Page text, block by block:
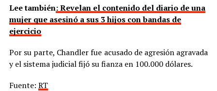
Lee también: Revelan el contenido del diario de una
mujer que asesinó a sus 3 hijos con bandas de
ejercicio
Por su parte, Chandler fue acusado de agresión agravada
y el sistema judicial fijó su fianza en 100.000 dólares.
Fuente: RT